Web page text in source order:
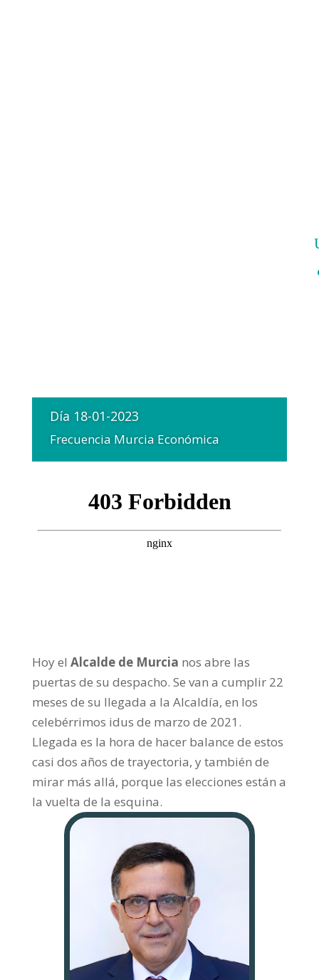
Día 18-01-2023
Frecuencia Murcia Económica
Hoy el Alcalde de Murcia nos abre las
puertas de su despacho. Se van a cumplir 22
meses de su llegada a la Alcaldía, en los
celebérrimos idus de marzo de 2021.
Llegada es la hora de hacer balance de estos
casi dos años de trayectoria, y también de
mirar más allá, porque las elecciones están a
la vuelta de la esquina.